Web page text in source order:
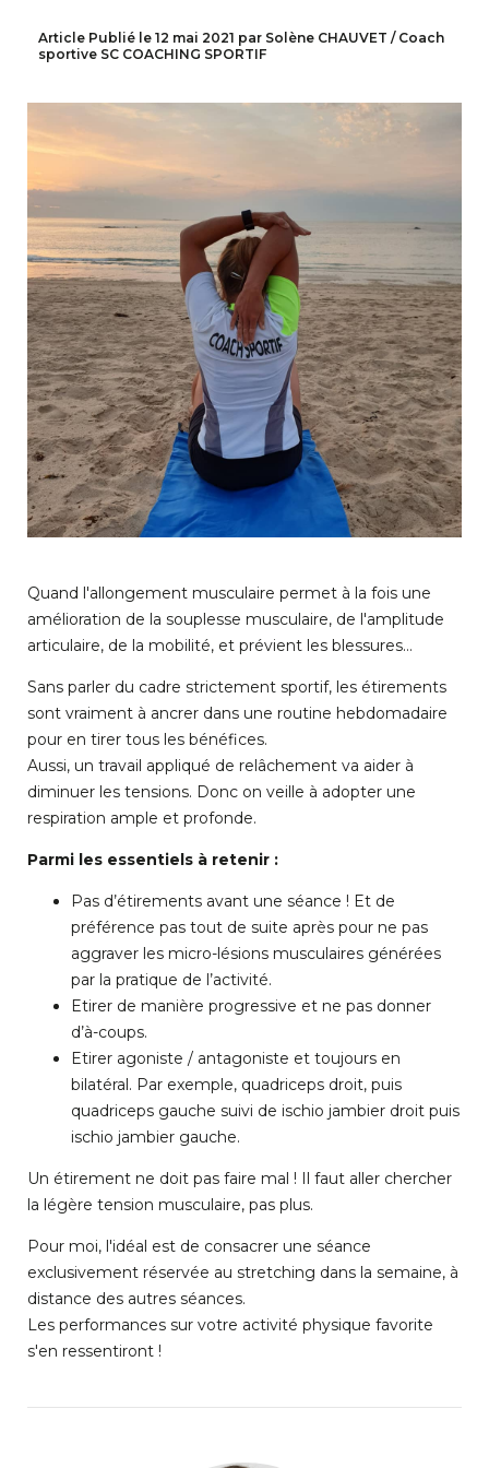
Article Publié le 12 mai 2021 par Solène CHAUVET / Coach
sportive SC COACHING SPORTIF
Quand l'allongement musculaire permet à la fois une
amélioration de la souplesse musculaire, de l'amplitude
articulaire, de la mobilité, et prévient les blessures…
Sans parler du cadre strictement sportif, les étirements
sont vraiment à ancrer dans une routine hebdomadaire
pour en tirer tous les bénéfices.
Aussi, un travail appliqué de relâchement va aider à
diminuer les tensions. Donc on veille à adopter une
respiration ample et profonde.
Parmi les essentiels à retenir :
Pas d’étirements avant une séance ! Et de
préférence pas tout de suite après pour ne pas
aggraver les micro-lésions musculaires générées
par la pratique de l’activité.
Etirer de manière progressive et ne pas donner
d’à-coups.
Etirer agoniste / antagoniste et toujours en
bilatéral. Par exemple, quadriceps droit, puis
quadriceps gauche suivi de ischio jambier droit puis
ischio jambier gauche.
Un étirement ne doit pas faire mal ! Il faut aller chercher
la légère tension musculaire, pas plus.
Pour moi, l'idéal est de consacrer une séance
exclusivement réservée au stretching dans la semaine, à
distance des autres séances.
Les performances sur votre activité physique favorite
s'en ressentiront !